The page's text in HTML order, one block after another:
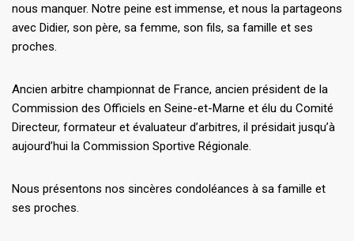
nous manquer. Notre peine est immense, et nous la partageons
avec Didier, son père, sa femme, son fils, sa famille et ses
proches.
Ancien arbitre championnat de France, ancien président de la
Commission des Officiels en Seine-et-Marne et élu du Comité
Directeur, formateur et évaluateur d’arbitres, il présidait jusqu’à
aujourd’hui la Commission Sportive Régionale.
Nous présentons nos sincères condoléances à sa famille et
ses proches.